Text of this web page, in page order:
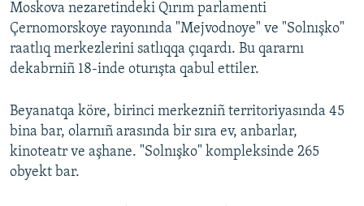
RFE/RS bütün saytları
Moskova nezaretindeki Qırım parlamenti
Çernomorskoye rayonında "Mejvodnoye" ve "Solnışko"
raatlıq merkezlerini satlıqqa çıqardı. Bu qararnı
dekabrniñ 18-inde oturışta qabul ettiler.
Beyanatqa köre, birinci merkezniñ territoriyasında 45
bina bar, olarnıñ arasında bir sıra ev, anbarlar,
kinoteatr ve aşhane. "Solnışko" kompleksinde 265
obyekt bar.